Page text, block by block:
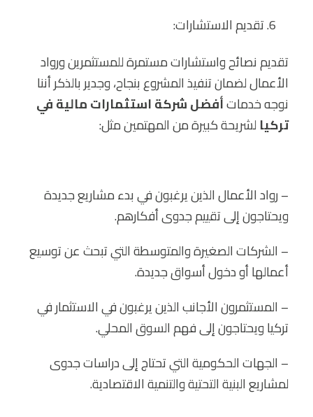
تقديم الاستشارات:
تقديم نصائح واستشارات مستمرة للمستثمرين ورواد
الأعمال لضمان تنفيذ المشروع بنجاح، وجدير بالذكر أننا
نوجه خدماتأفضل شركة استثمارات مالية في
تركيا لشريحة كبيرة من المهتمين مثل:
– رواد الأعمال الذين يرغبون في بدء مشاريع جديدة
ويحتاجون إلى تقييم جدوى أفكارهم.
– الشركات الصغيرة والمتوسطة التي تبحث عن توسيع
أعمالها أو دخول أسواق جديدة.
– المستثمرون الأجانب الذين يرغبون في الاستثمار في
تركيا ويحتاجون إلى فهم السوق المحلي.
– الجهات الحكومية التي تحتاج إلى دراسات جدوى
لمشاريع البنية التحتية والتنمية الاقتصادية.